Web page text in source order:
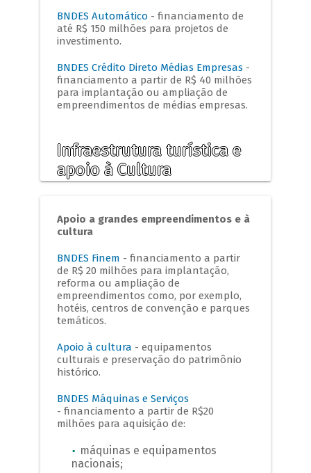
BNDES Automático - financiamento de
até R$ 150 milhões para projetos de
investimento.
BNDES Crédito Direto Médias Empresas -
financiamento a partir de R$ 40 milhões
para implantação ou ampliação de
empreendimentos de médias empresas.
Infraestrutura turística e
apoio à Cultura
Apoio a grandes empreendimentos e à
cultura
BNDES Finem - financiamento a partir
de R$ 20 milhões para implantação,
reforma ou ampliação de
empreendimentos como, por exemplo,
hotéis, centros de convenção e parques
temáticos.
Apoio à cultura - equipamentos
culturais e preservação do patrimônio
histórico.
BNDES Máquinas e Serviços
- financiamento a partir de R$20
milhões para aquisição de:
máquinas e equipamentos
nacionais;